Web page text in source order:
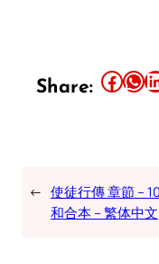
Share: Share this article on Facebook Share this article on WhatsApp Share this article on LinkedIn
← 使徒行傳 章節 –
和合本 – 繁体中文